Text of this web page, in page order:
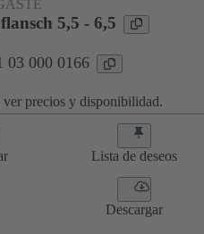
5,5 - 6,5
03 000 0166
ver precios y disponibilidad.
Lista de deseos
Descargar